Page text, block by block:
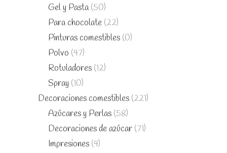
Gel y Pasta (50)
Para chocolate (22)
Pinturas comestibles (0)
Polvo (47)
Rotuladores (12)
Spray (10)
Decoraciones comestibles (221)
Azúcares y Perlas (58)
Decoraciones de azúcar (71)
Impresiones (4)